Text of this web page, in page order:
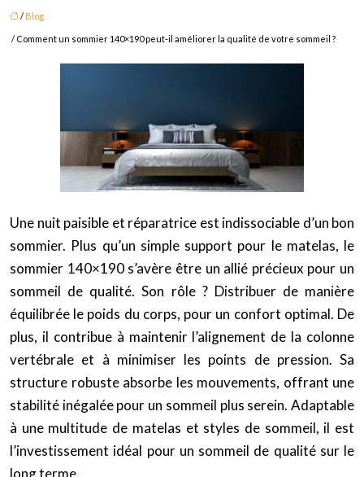
/ Blog
/ Comment un sommier 140×190 peut-il améliorer la qualité de votre sommeil ?
Une nuit paisible et réparatrice est indissociable d’un bon
sommier. Plus qu’un simple support pour le matelas, le
sommier 140×190 s’avère être un allié précieux pour un
sommeil de qualité. Son rôle ? Distribuer de manière
équilibrée le poids du corps, pour un confort optimal. De
plus, il contribue à maintenir l’alignement de la colonne
vertébrale et à minimiser les points de pression. Sa
structure robuste absorbe les mouvements, offrant une
stabilité inégalée pour un sommeil plus serein. Adaptable
à une multitude de matelas et styles de sommeil, il est
l’investissement idéal pour un sommeil de qualité sur le
long terme.